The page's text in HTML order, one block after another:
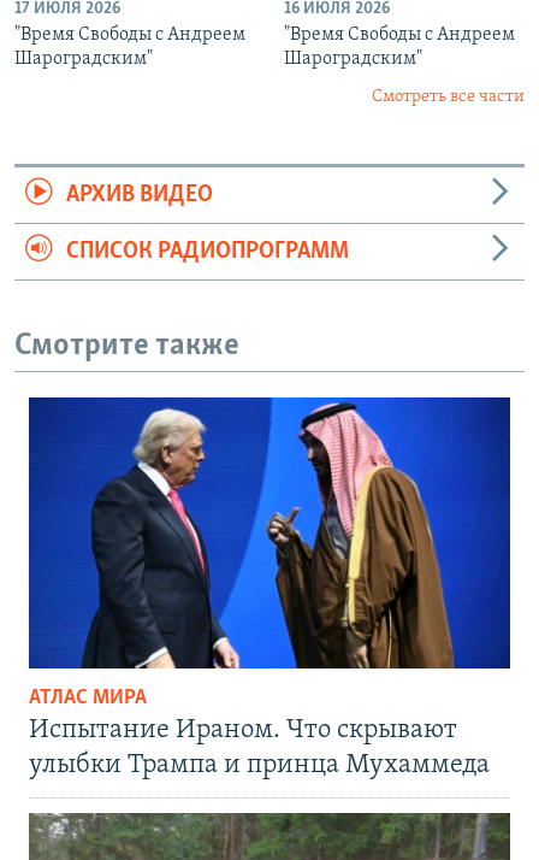
17 ИЮЛЯ 2026
"Время Свободы с Андреем
Шароградским"
16 ИЮЛЯ 2026
"Время Свободы с Андреем
Шароградским"
Смотреть все части
АРХИВ ВИДЕО
СПИСОК РАДИОПРОГРАММ
Смотрите также
АТЛАС МИРА
Испытание Ираном. Что скрывают
улыбки Трампа и принца Мухаммеда